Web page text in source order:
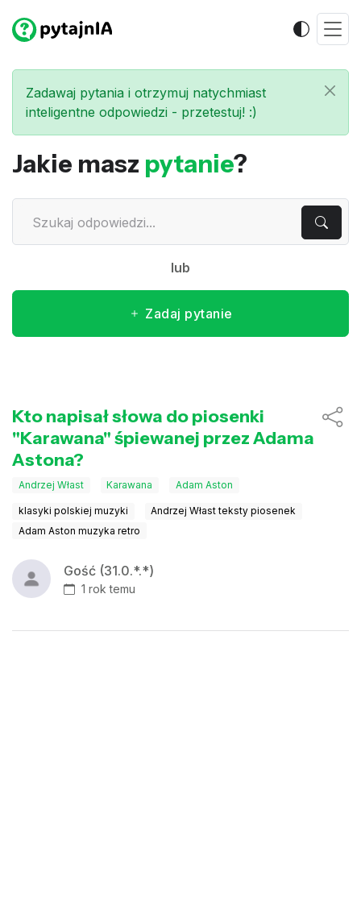
Zadawaj pytania i otrzymuj natychmiast
inteligentne odpowiedzi - przetestuj! :)
Jakie masz pytanie?
lub
Zadaj pytanie
Kto napisał słowa do piosenki
"Karawana" śpiewanej przez Adama
Astona?
Andrzej Włast Karawana Adam Aston
klasyki polskiej muzyki
Andrzej Włast teksty piosenek
Adam Aston muzyka retro
Gość (31.0.*.*)
1 rok temu